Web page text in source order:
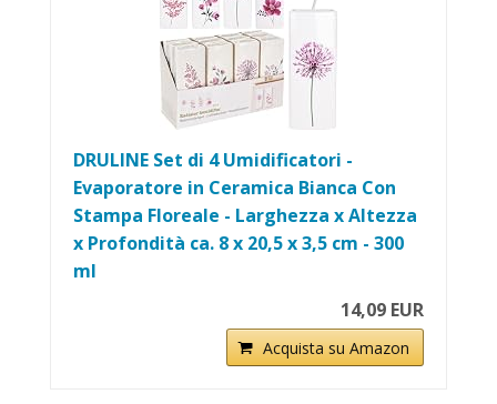
DRULINE Set di 4 Umidificatori -
Evaporatore in Ceramica Bianca Con
Stampa Floreale - Larghezza x Altezza
x Profondità ca. 8 x 20,5 x 3,5 cm - 300
ml
14,09 EUR
Acquista su Amazon